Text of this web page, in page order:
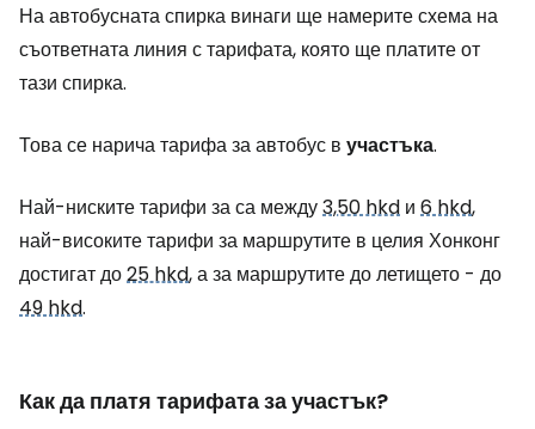
На автобусната спирка винаги ще намерите схема на
съответната линия с тарифата, която ще платите от
тази спирка.
Това се нарича тарифа за автобус в участъка.
Най-ниските тарифи за са между3,50 hkd и 6 hkd,
най-високите тарифи за маршрутите в целия Хонконг
достигат до25 hkd, а за маршрутите до летището - до
49 hkd.
Как да платя тарифата за участък?